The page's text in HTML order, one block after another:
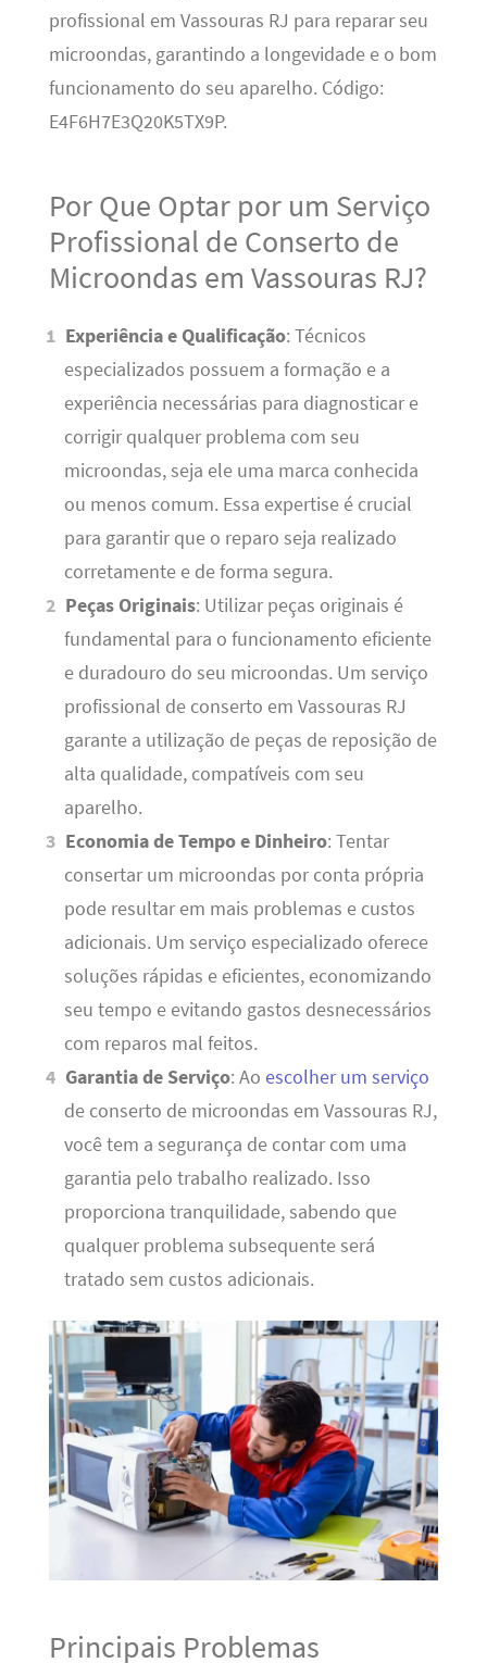
profissional em Vassouras RJ para reparar seu
microondas, garantindo a longevidade e o bom
funcionamento do seu aparelho. Código:
E4F6H7E3Q20K5TX9P.
Por Que Optar por um Serviço
Profissional de Conserto de
Microondas em Vassouras RJ?
Experiência e Qualificação: Técnicos
especializados possuem a formação e a
experiência necessárias para diagnosticar e
corrigir qualquer problema com seu
microondas, seja ele uma marca conhecida
ou menos comum. Essa expertise é crucial
para garantir que o reparo seja realizado
corretamente e de forma segura.
Peças Originais: Utilizar peças originais é
fundamental para o funcionamento eficiente
e duradouro do seu microondas. Um serviço
profissional de conserto em Vassouras RJ
garante a utilização de peças de reposição de
alta qualidade, compatíveis com seu
aparelho.
Economia de Tempo e Dinheiro: Tentar
consertar um microondas por conta própria
pode resultar em mais problemas e custos
adicionais. Um serviço especializado oferece
soluções rápidas e eficientes, economizando
seu tempo e evitando gastos desnecessários
com reparos mal feitos.
Garantia de Serviço: Aoescolher um serviço
de conserto de microondas em Vassouras RJ,
você tem a segurança de contar com uma
garantia pelo trabalho realizado. Isso
proporciona tranquilidade, sabendo que
qualquer problema subsequente será
tratado sem custos adicionais.
Principais Problemas